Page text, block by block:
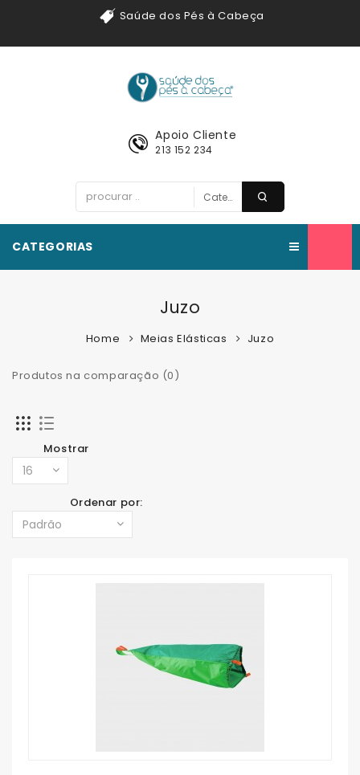
Saúde dos Pés à Cabeça
Apoio Cliente
213 152 234
CATEGORIAS
Juzo
Home Meias Elásticas Juzo
Produtos na comparação (0)
Mostrar
Ordenar por: